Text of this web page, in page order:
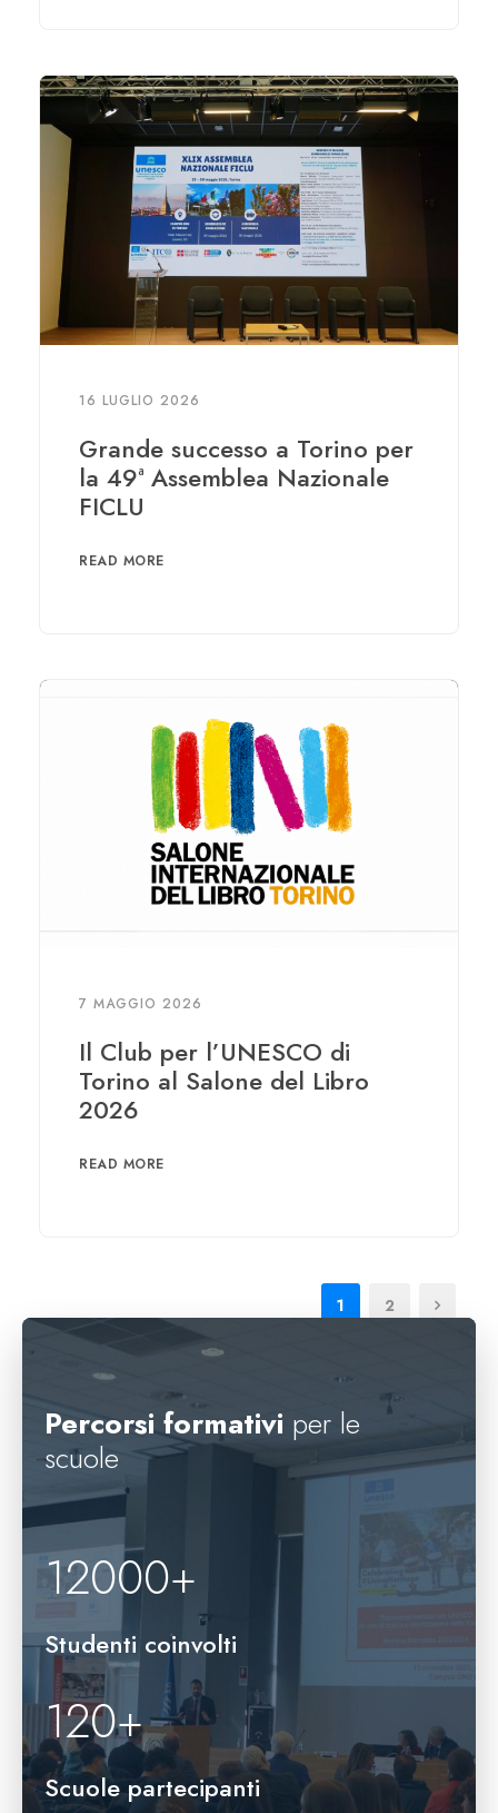
16 LUGLIO 2026
Grande successo a Torino per
la 49ª Assemblea Nazionale
FICLU
READ MORE
7 MAGGIO 2026
Il Club per l’UNESCO di
Torino al Salone del Libro
2026
READ MORE
1 2
Percorsi formativi per le
scuole
12000+
Studenti coinvolti
120+
Scuole partecipanti